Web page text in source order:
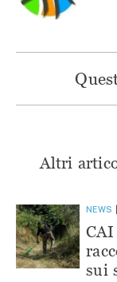
Altri
NEWS
sui